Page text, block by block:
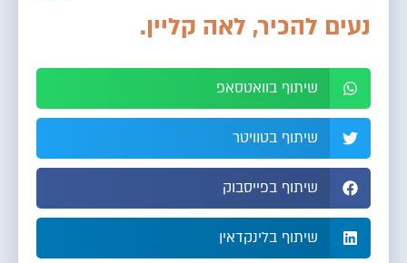
נעים להכיר, לאה קליין.
שיתוף בוואטסאפ
שיתוף בטוויטר
שיתוף בפייסבוק
שיתוף בלינקדאין